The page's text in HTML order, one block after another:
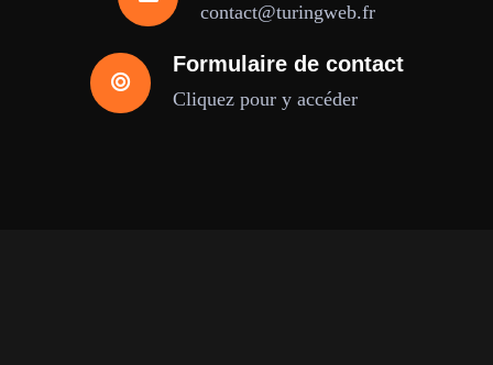
contact@turingweb.fr
Formulaire de contact
Cliquez pour y accéder